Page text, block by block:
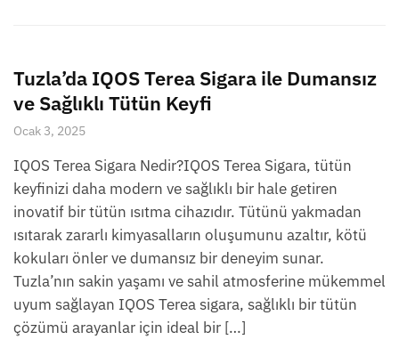
Tuzla’da IQOS Terea Sigara ile Dumansız
ve Sağlıklı Tütün Keyfi
Ocak 3, 2025
IQOS Terea Sigara Nedir?IQOS Terea Sigara, tütün
keyfinizi daha modern ve sağlıklı bir hale getiren
inovatif bir tütün ısıtma cihazıdır. Tütünü yakmadan
ısıtarak zararlı kimyasalların oluşumunu azaltır, kötü
kokuları önler ve dumansız bir deneyim sunar.
Tuzla’nın sakin yaşamı ve sahil atmosferine mükemmel
uyum sağlayan IQOS Terea sigara, sağlıklı bir tütün
çözümü arayanlar için ideal bir […]